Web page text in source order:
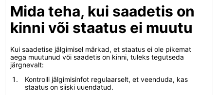
Mida teha, kui saadetis on
kinni või staatus ei muutu
Kui saadetise jälgimisel märkad, et staatus ei ole pikemat
aega muutunud või saadetis on kinni, tuleks tegutseda
järgnevalt:
Kontrolli jälgimisinfot regulaarselt, et veenduda, kas
staatus on siiski uuendatud.